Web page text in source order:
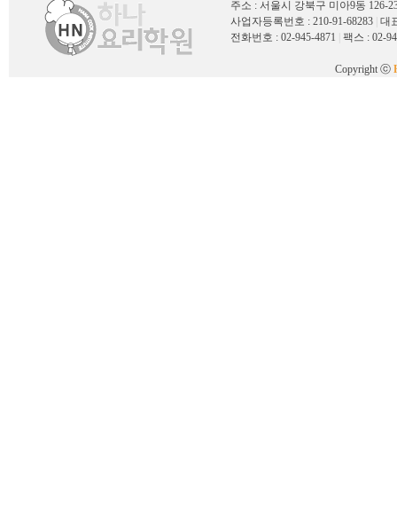
주소 : 서울시 강북구 미아9동 126-
사업자등록번호 : 210-91-68283 대
전화번호 : 02-945-4871
팩스 : 02-
Copyright ⓒ